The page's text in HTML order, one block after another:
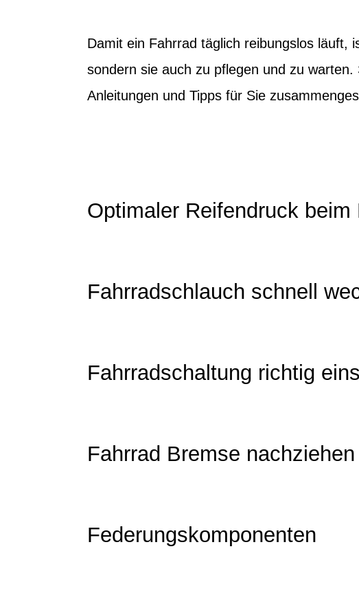
Damit ein Fahrrad täglich reibungslos läuft,
sondern sie auch zu pflegen und zu
Anleitungen und Tipps für Sie
Optimaler Reifendruck beim
Fahrradschlauch schnell
Fahrradschaltung richtig
Fahrrad Bremse nachziehen
Federungskomponenten